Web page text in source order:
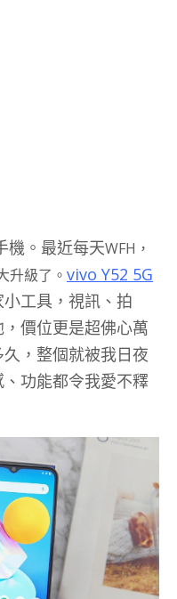
機。最近每天WFH，
升級了。 vivo Y52 5G
工具，視訊、拍
價位更是超佛心萬
，整個就被我日夜
功能都令我愛不釋